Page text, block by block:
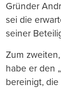
Gründer
sei die
seiner
Zum
habe er den
bereinigt, die